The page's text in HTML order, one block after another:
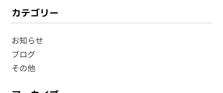
カテゴリー
お知らせ
ブログ
その他